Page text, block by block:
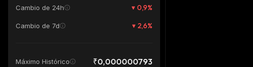
Cambio de 24h 0,9%
Cambio de 7d 2,6%
Máximo Histórico ₹0,000000793